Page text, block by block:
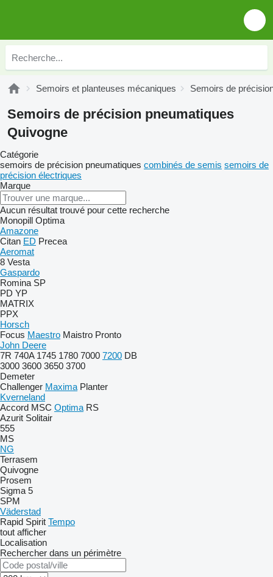
Semoirs et planteuses mécaniques Semoirs de
Semoirs de précision pneumatiques
Quivogne
Catégorie
semoirs de précision pneumatiques combinés de semis semoirs de
précision électriques
Marque
Aucun résultat trouvé pour cette recherche
Monopill Optima
Amazone
Citan ED Precea
Aeromat
8 Vesta
Gaspardo
Romina SP
PD YP
MATRIX
PPX
Horsch
Focus Maestro Maistro Pronto
John Deere
7R 740A 1745 1780 7000 7200 DB
3000 3600 3650 3700
Demeter
Challenger Maxima Planter
Kverneland
Accord MSC Optima RS
Azurit Solitair
555
MS
NG
Terrasem
Quivogne
Prosem
Sigma 5
SPM
Väderstad
Rapid Spirit Tempo
tout afficher
Localisation
Rechercher dans un périmètre